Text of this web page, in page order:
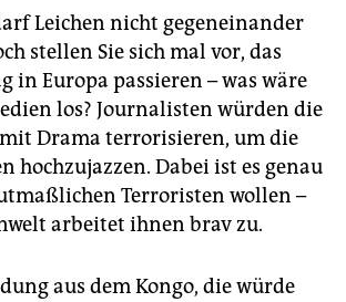
Leichen nicht gegeneinander
stellen Sie sich mal vor, das
in Europa passieren – was wäre
los? Journalisten würden die
Drama terrorisieren, um die
hochzujazzen. Dabei ist es genau
Terroristen wollen –
arbeitet ihnen brav zu.
aus dem Kongo, die würde